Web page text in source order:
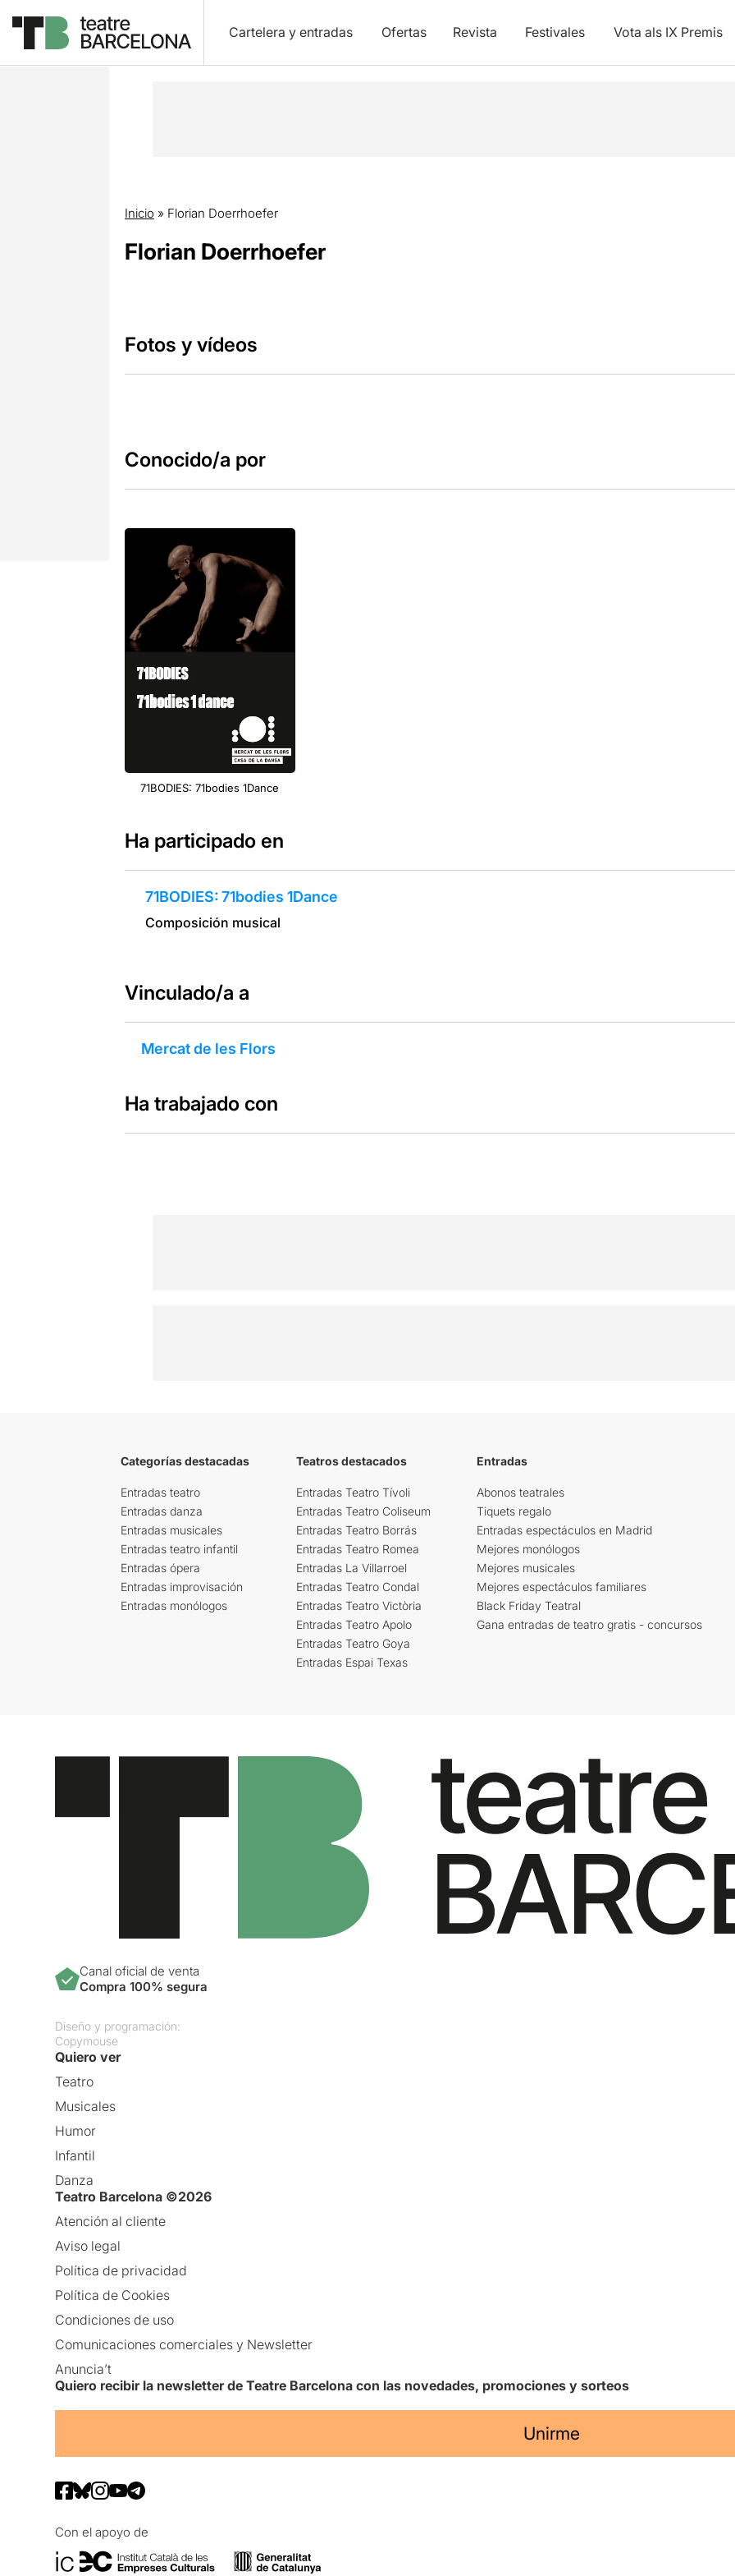
Cartelera y entradas Ofertas Revista Festivales Vota als IX Premis
Inicio » Florian Doerrhoefer
Florian Doerrhoefer
Fotos y vídeos
Conocido/a por
71BODIES: 71bodies 1Dance
Ha participado en
71BODIES: 71bodies 1Dance
Composición musical
Vinculado/a a
Mercat de les Flors
Ha trabajado con
Categorías destacadas
Entradas teatro
Entradas danza
Entradas musicales
Entradas teatro infantil
Entradas ópera
Entradas improvisación
Entradas monólogos
Teatros destacados
Entradas Teatro Tívoli
Entradas Teatro Coliseum
Entradas Teatro Borrás
Entradas Teatro Romea
Entradas La Villarroel
Entradas Teatro Condal
Entradas Teatro Victòria
Entradas Teatro Apolo
Entradas Teatro Goya
Entradas Espai Texas
Entradas
Abonos teatrales
Tiquets regalo
Entradas espectáculos en Madrid
Mejores monólogos
Mejores musicales
Mejores espectáculos familiares
Black Friday Teatral
Gana entradas de teatro gratis - concursos
Canal oficial de venta
Compra 100% segura
Diseño y programación:
Copymouse
Quiero ver
Teatro
Musicales
Humor
Infantil
Danza
Teatro Barcelona ©2026
Atención al cliente
Aviso legal
Política de privacidad
Política de Cookies
Condiciones de uso
Comunicaciones comerciales y Newsletter
Anuncia’t
Quiero recibir la newsletter de Teatre Barcelona con las novedades, promociones y sorteos
Unirme
Con el apoyo de